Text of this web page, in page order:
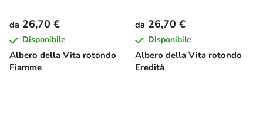
Albero della Vita rotondo
Fiamme
da 26,70 €
Disponibile
Albero della Vita rotondo
Eredità
da 26,70 €
Disponibile